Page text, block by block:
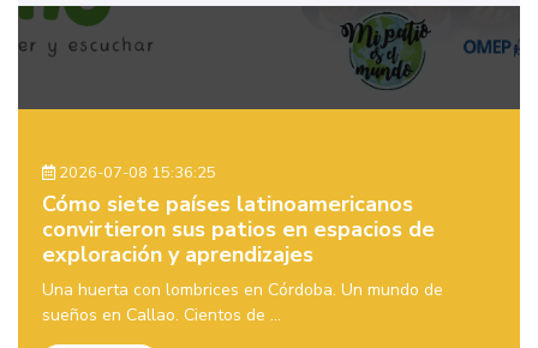
2026-07-08 15:36:25
Cómo siete países latinoamericanos
convirtieron sus patios en espacios de
exploración y aprendizajes
Una huerta con lombrices en Córdoba. Un mundo de
sueños en Callao. Cientos de ...